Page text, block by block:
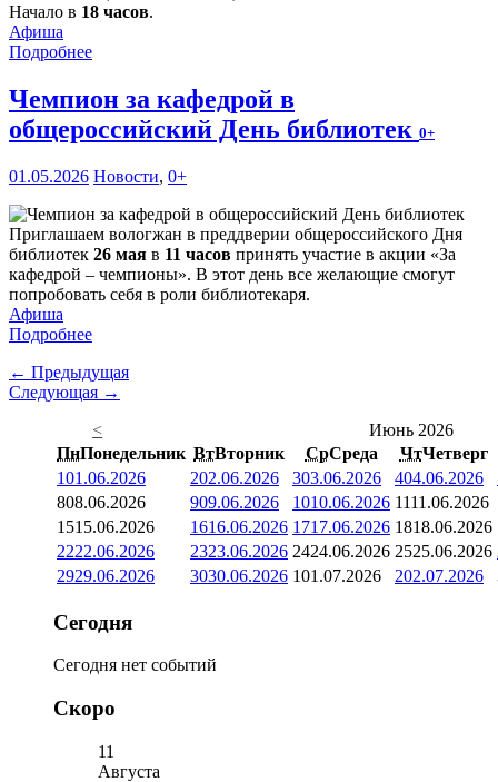
Начало в 18 часов.
Афиша
Подробнее
Чемпион за кафедрой в
общероссийский День библиотек 0+
01.05.2026 Новости, 0+
Приглашаем вологжан в преддверии общероссийского Дня
библиотек 26 мая в 11 часов принять участие в акции «За
кафедрой – чемпионы». В этот день все желающие смогут
попробовать себя в роли библиотекаря.
Афиша
Подробнее
← Предыдущая
Следующая →
<
Июнь 2026
ПнПонедельник ВтВторник СрСреда ЧтЧетверг
101.06.2026 202.06.2026 303.06.2026 404.06.2026
808.06.2026 909.06.2026 1010.06.2026 1111.06.2026
1515.06.2026 1616.06.2026 1717.06.2026 1818.06.2026
2222.06.2026 2323.06.2026 2424.06.2026 2525.06.2026
2929.06.2026 3030.06.2026 101.07.2026 202.07.2026
Сегодня
Сегодня нет событий
Скоро
11
Августа